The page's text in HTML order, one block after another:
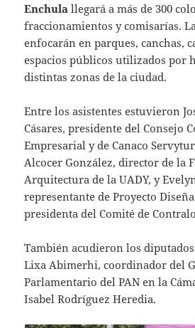
Enchula llegará a más de 300
fraccionamientos y comisarías.
enfocarán en parques, canchas,
espacios públicos utilizados por
distintas zonas de la ciudad.
Entre los asistentes estuvieron
Cásares, presidente del Consejo
Empresarial y de Canaco
Alcocer González, director de la
Arquitectura de la UADY, y
representante de Proyecto
presidenta del Comité de
También acudieron los
Lixa Abimerhi, coordinador del
Parlamentario del PAN en la
Isabel Rodríguez Heredia.